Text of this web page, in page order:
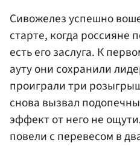
Сивожелез успешно
старте, когда россияне
есть его заслуга. К
ауту они сохранили
проиграли три
снова вызвал
эффект от него не
повели с перевесом в